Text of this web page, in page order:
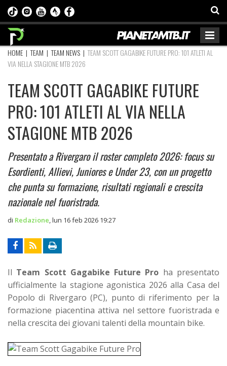
HOME |TEAM |TEAM NEWS | TEAM SCOTT GAGABIKE FUTURE PRO: 101 ATLETI AL
VIA NELLA STAGIONE MTB 2026
TEAM SCOTT GAGABIKE FUTURE
PRO: 101 ATLETI AL VIA NELLA
STAGIONE MTB 2026
Presentato a Rivergaro il roster completo 2026: focus su
Esordienti, Allievi, Juniores e Under 23, con un progetto
che punta su formazione, risultati regionali e crescita
nazionale nel fuoristrada.
di Redazione lun 16 feb 2026 19:27
Il Team Scott Gagabike Future Pro ha presentato
ufficialmente la stagione agonistica 2026 alla Casa del
Popolo di Rivergaro (PC), punto di riferimento per la
formazione piacentina attiva nel settore fuoristrada e
nella crescita dei giovani talenti della mountain bike.